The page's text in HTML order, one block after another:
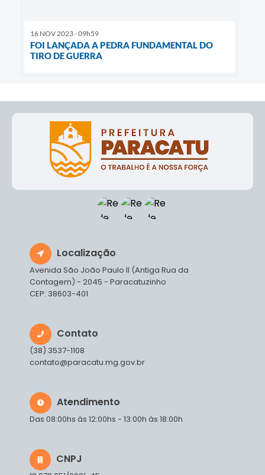
16 NOV 2023 - 09h59
FOI LANÇADA A PEDRA FUNDAMENTAL DO
TIRO DE GUERRA
Localização
Avenida São João Paulo II (Antiga Rua da
Contagem) - 2045 - Paracatuzinho
CEP: 38603-401
Contato
(38) 3537-1108
contato@paracatu.mg.gov.br
Atendimento
Das 08:00hs às 12:00hs - 13:00h às 18:00h
CNPJ